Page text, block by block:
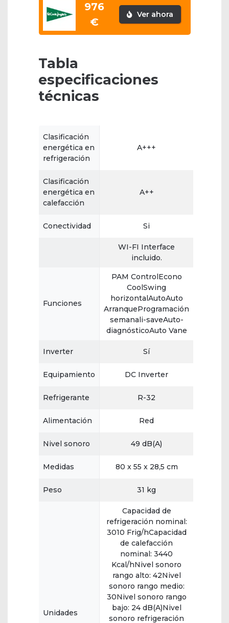
976
€
Ver ahora
Tabla
especificaciones
técnicas
Clasificación
energética en
refrigeración
A+++
Clasificación
energética en
calefacción
A++
Conectividad Si
WI-FI Interface
incluido.
Funciones
PAM ControlEcono
CoolSwing
horizontalAutoAuto
ArranqueProgramación
semanali-saveAuto-
diagnósticoAuto Vane
Inverter Sí
Equipamiento DC Inverter
Refrigerante R-32
Alimentación Red
Nivel sonoro 49 dB(A)
Medidas 80 x 55 x 28,5 cm
Peso 31 kg
Unidades
Capacidad de
refrigeración nominal:
3010 Frig/hCapacidad
de calefacción
nominal: 3440
Kcal/hNivel sonoro
rango alto: 42Nivel
sonoro rango medio:
30Nivel sonoro rango
bajo: 24 dB(A)Nivel
sonoro refrigeración